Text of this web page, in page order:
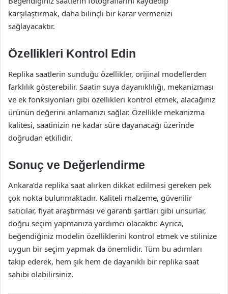
karşılaştırmak, daha bilinçli bir karar vermenizi
sağlayacaktır.
Özellikleri Kontrol Edin
Replika saatlerin sunduğu özellikler, orijinal modellerden
farklılık gösterebilir. Saatin suya dayanıklılığı, mekanizması
ve ek fonksiyonları gibi özellikleri kontrol etmek, alacağınız
ürünün değerini anlamanızı sağlar. Özellikle mekanizma
kalitesi, saatinizin ne kadar süre dayanacağı üzerinde
doğrudan etkilidir.
Sonuç ve Değerlendirme
Ankara’da replika saat alırken dikkat edilmesi gereken pek
çok nokta bulunmaktadır. Kaliteli malzeme, güvenilir
satıcılar, fiyat araştırması ve garanti şartları gibi unsurlar,
doğru seçim yapmanıza yardımcı olacaktır. Ayrıca,
beğendiğiniz modelin özelliklerini kontrol etmek ve stilinize
uygun bir seçim yapmak da önemlidir. Tüm bu adımları
takip ederek, hem şık hem de dayanıklı bir replika saat
sahibi olabilirsiniz.